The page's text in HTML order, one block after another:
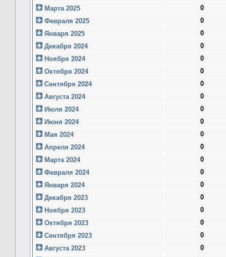
Марта 2025
0
Февраля 2025
0
Января 2025
0
Декабря 2024
0
Ноября 2024
0
Октября 2024
0
Сентября 2024
0
Августа 2024
0
Июля 2024
0
Июня 2024
0
Мая 2024
0
Апреля 2024
0
Марта 2024
0
Февраля 2024
0
Января 2024
0
Декабря 2023
0
Ноября 2023
0
Октября 2023
0
Сентября 2023
0
Августа 2023
0